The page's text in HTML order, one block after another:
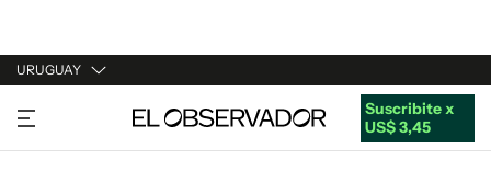
URUGUAY
URUGUAY
ARGENTINA
Suscribite x
US$ 3,45